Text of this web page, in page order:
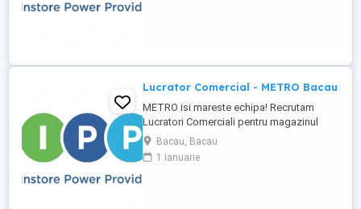
Lucrator Comercial - METRO Bacau
METRO isi mareste echipa! Recrutam
Lucratori Comerciali pentru magazinul
METRO Bacau, situat pe Sos. DN 2
(Bacau-Focsani), Nicolae Balcescu. Ce vei
face: Alimentarea rafturilor cu marfa;
Bacau, Bacau
1 ianuarie